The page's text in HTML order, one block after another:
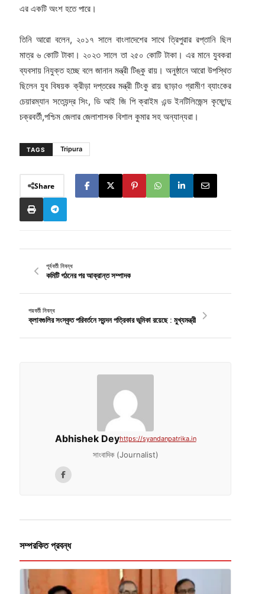
এর একটি অংশ হতে পারে।
তিনি আরো বলেন, ২০১৭ সালে বাংলাদেশের সাথে ত্রিপুরার রপ্তানি ছিল
মাত্র ৬ কোটি টাকা। ২০২৩ সালে তা ২৫০ কোটি টাকা। এর মানে যুবকরা
ব্যবসায় নিযুক্ত হচ্ছে বলে জানান মন্ত্রী টিঙ্কু রায়। অনুষ্ঠানে আরো উপস্থিত
ছিলেন যুব বিষয়ক ক্রীড়া দপ্তরের মন্ত্রী টিংকু রায় ছাড়াও গ্রামীণ ব্যাংকের
চেয়ারম্যান সত্যেন্দ্র সিং, ডি আই জি পি ক্রাইম এন্ড ইনটিলিজেন্স কৃষ্ণেন্দু
চক্রবর্তী,পশ্চিম জেলার জেলাশাসক বিশাল কুমার সহ অন্যান্যরা।
TAGS Tripura
Share
পূর্ববর্তী নিবন্ধ
কমিটি গঠনের পর আক্রান্ত সম্পাদক
পরবর্তী নিবন্ধ
ক্লাবগুলির সংস্কৃত পরিবর্তনে স্যন্দন পত্রিকার ভূমিকা রয়েছে : মু্খ্যমন্ত্রী
Abhishek Deyhttps://syandanpatrika.in
সাংবাদিক (Journalist)
সম্পরকিত প্রবন্ধ